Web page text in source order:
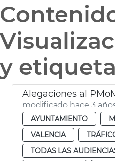
y etiqueta
Alegaciones al
modificado hace 3
AYUNTAMIENTO
VALENCIA
TODAS LAS